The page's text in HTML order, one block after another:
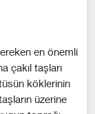
en önemli
çakıl taşları
köklerinin
üzerine